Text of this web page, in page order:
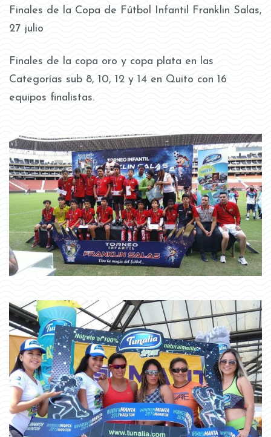
Finales de la Copa de Fútbol Infantil Franklin Salas,
27 julio
Finales de la copa oro y copa plata en las
Categorías sub 8, 10, 12 y 14 en Quito con 16
equipos finalistas.